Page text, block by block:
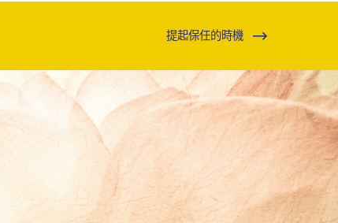
提起保任的時機